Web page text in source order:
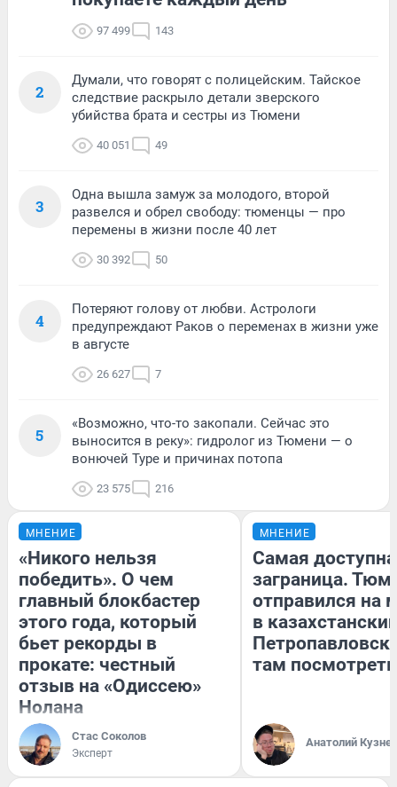
97 499 143
2
Думали, что говорят с полицейским. Тайское
следствие раскрыло детали зверского
убийства брата и сестры из Тюмени
40 051 49
3
Одна вышла замуж за молодого, второй
развелся и обрел свободу: тюменцы — про
перемены в жизни после 40 лет
30 392 50
4
Потеряют голову от любви. Астрологи
предупреждают Раков о переменах в жизни уже
в августе
26 627 7
5
«Возможно, что-то закопали. Сейчас это
выносится в реку»: гидролог из Тюмени — о
вонючей Туре и причинах потопа
23 575 216
МНЕНИЕ
«Никого нельзя
победить». О чем
главный блокбастер
этого года, который
бьет рекорды в
прокате: честный
отзыв на «Одиссею»
Нолана
Стас Соколов
Эксперт
МНЕНИЕ
Самая
заграница.
отправился на
в
там посмотреть
Анатолий